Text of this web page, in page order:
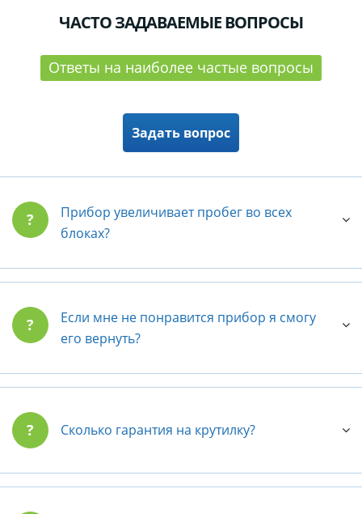
ЧАСТО ЗАДАВАЕМЫЕ ВОПРОСЫ
Ответы на наиболее частые вопросы
Задать вопрос
?
Прибор увеличивает пробег во всех
блоках?
?
Если мне не понравится прибор я смогу
его вернуть?
? Сколько гарантия на крутилку?